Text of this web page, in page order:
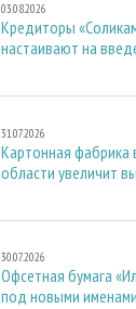
03.08.2026
Кредиторы
настаивают на
31.07.2026
Картонная фабрика
области увеличит
30.07.2026
Офсетная бумага
под новыми именами